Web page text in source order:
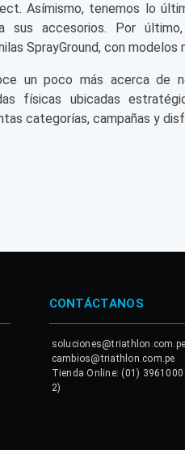
Asímismo, tenemos lo
sus accesorios. Por
SprayGround, con
un poco más acerca de
físicas ubicadas
categorías, campañas y
CONTÁCTANOS
soluciones@triathlon.com.pe
cambios@triathlon.com.pe
Tienda Online: (01) 3961000
2)